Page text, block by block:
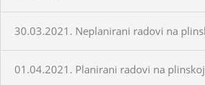
30.03.2021. Neplanirani radovi na
01.04.2021. Planirani radovi na